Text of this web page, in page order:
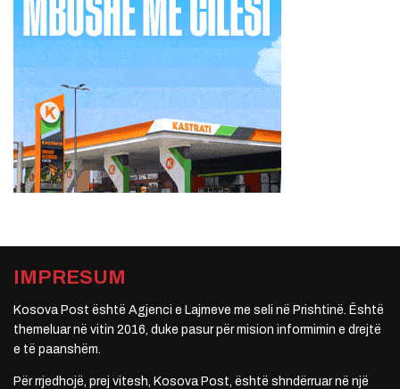
IMPRESUM
Kosova Post është Agjenci e Lajmeve me seli në Prishtinë. Është
themeluar në vitin 2016, duke pasur për mision informimin e drejtë
e të paanshëm.
Për rrjedhojë, prej vitesh, Kosova Post, është shndërruar në një